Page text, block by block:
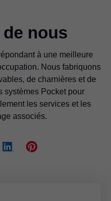
nous
à une meilleure
Nous fabriquons
de charnières et de
systèmes Pocket pour
les services et les
associés.